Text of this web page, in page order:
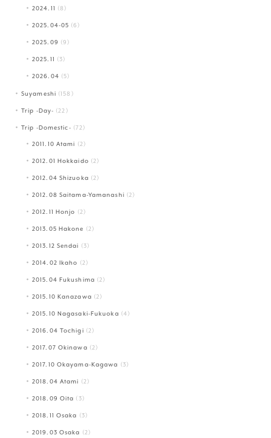
2024.11 (8)
2025.04-05 (6)
2025.09 (9)
2025.11 (3)
2026.04 (5)
Suyameshi (158)
Trip -Day- (22)
Trip -Domestic- (72)
2011.10 Atami (2)
2012.01 Hokkaido (2)
2012.04 Shizuoka (2)
2012.08 Saitama-Yamanashi (2)
2012.11 Honjo (2)
2013.05 Hakone (2)
2013.12 Sendai (3)
2014.02 Ikaho (2)
2015.04 Fukushima (2)
2015.10 Kanazawa (2)
2015.10 Nagasaki-Fukuoka (4)
2016.04 Tochigi (2)
2017.07 Okinawa (2)
2017.10 Okayama-Kagawa (3)
2018.04 Atami (2)
2018.09 Oita (3)
2018.11 Osaka (3)
2019.03 Osaka (2)